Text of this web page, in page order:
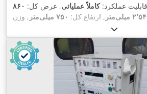
عملکرد:کاملاً عملیاتی, عرض کل: ۸۶۰
میلی‌متر , ارتفاع کل: ۷۵۰ میلی‌متر
, وزن